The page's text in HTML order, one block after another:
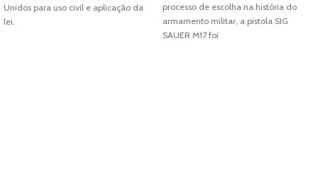
Unidos para uso civil e aplicação da
lei.
processo de escolha na história do
armamento militar, a pistola SIG
SAUER M17 foi